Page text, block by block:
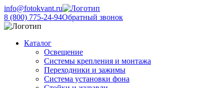
info@fotokvant.ru
8 (800) 775-24-94Обратный звонок
Каталог
Освещение
Системы крепления и монтажа
Переходники и зажимы
Система установки фона